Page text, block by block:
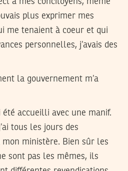
plus exprimer mes
me tenaient à coeur et qui
personnelles, j’avais des
la gouvernement m’a
été accueilli avec une manif.
tous les jours des
ministère. Bien sûr les
sont pas les mêmes, ils